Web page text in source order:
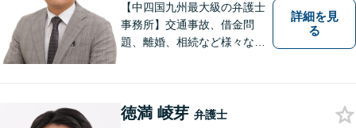
【中四国九州最大級の弁護士
事務所】交通事故、借金問
題、離婚、相続など様々な問
い！
詳細を見
る
徳満 崚芽 弁護士